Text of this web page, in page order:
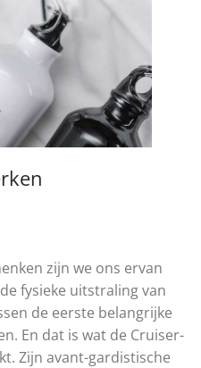
zijn we ons ervan
fysieke uitstraling van
de eerste belangrijke
En dat is wat de Cruiser-
Zijn avant-gardistische